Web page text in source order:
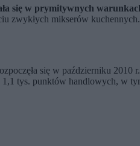
się w prymitywnych
zwykłych mikserów kuchennych.
się w październiku 2010
tys. punktów handlowych, w